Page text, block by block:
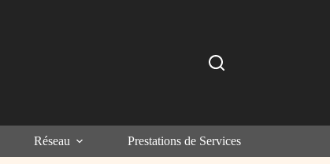
Réseau Prestations de Services